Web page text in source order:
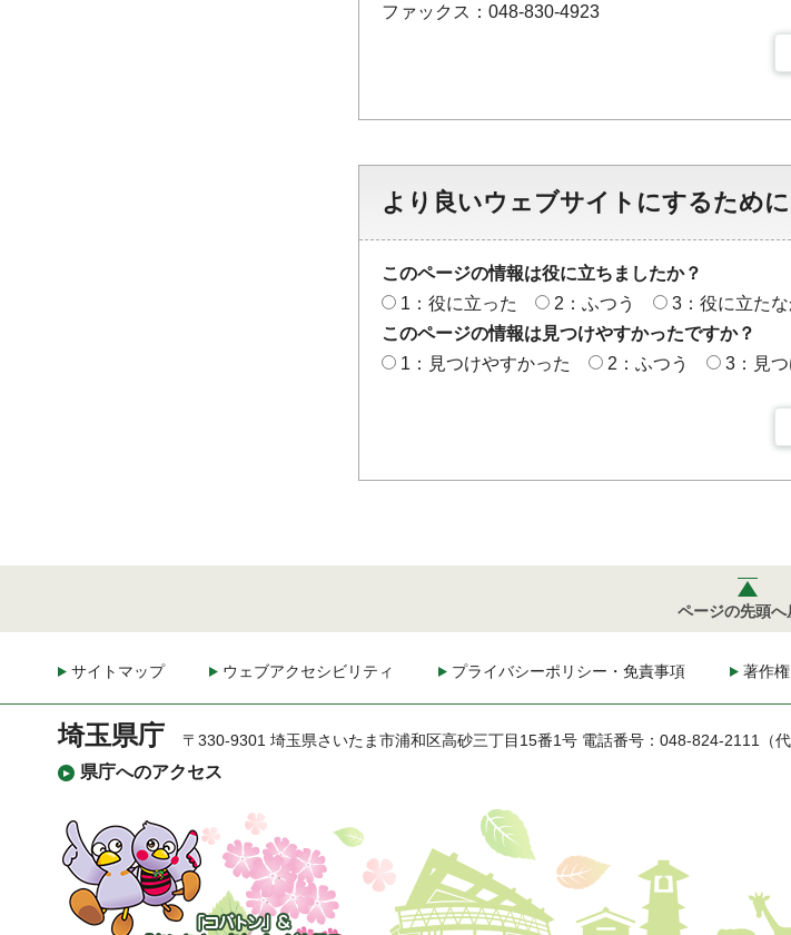
ファックス：048-830-4923
より良いウェブサイトにするため
このページの情報は役に立ちましたか？
1：役に立った
2：ふつう
3：役に立た
このページの情報は見つけやすかったですか？
1：見つけやすかった
2：ふつう 3：見
ページの先頭へ
サイトマップ ウェブアクセシビリティ プライバシーポリシー・免責事項 著作
埼玉県庁
県庁へのアクセス
〒330-9301 埼玉県さいたま市浦和区高砂三丁目15番1号 電話番号：048-824-2111（代
「コバトン」&「さいた